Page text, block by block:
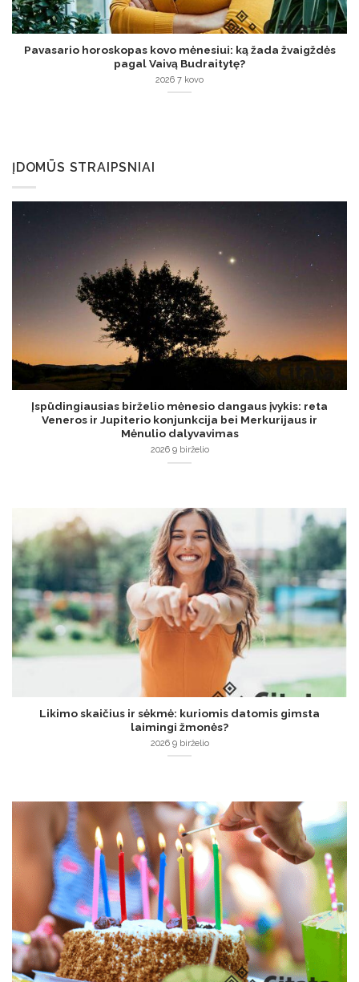
Pavasario horoskopas kovo mėnesiui: ką žada žvaigždės
pagal Vaivą Budraitytę?
2026 7 kovo
ĮDOMŪS STRAIPSNIAI
Įspūdingiausias birželio mėnesio dangaus įvykis: reta
Veneros ir Jupiterio konjunkcija bei Merkurijaus ir
Mėnulio dalyvavimas
2026 9 birželio
Likimo skaičius ir sėkmė: kuriomis datomis gimsta
laimingi žmonės?
2026 9 birželio